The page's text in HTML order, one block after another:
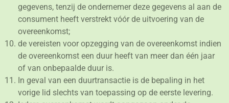
gegevens, tenzij de ondernemer deze gegevens al aan de
consument heeft verstrekt vóór de uitvoering van de
overeenkomst;
de vereisten voor opzegging van de overeenkomst indien
de overeenkomst een duur heeft van meer dan één jaar
of van onbepaalde duur is.
In geval van een duurtransactie is de bepaling in het
vorige lid slechts van toepassing op de eerste levering.